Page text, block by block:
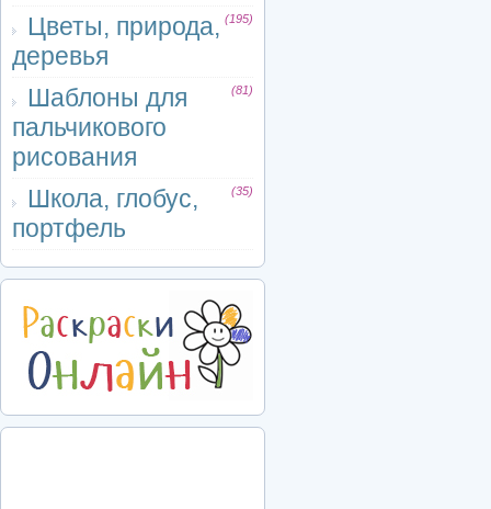
Цветы, природа,
деревья
(195)
Шаблоны для
пальчикового
рисования
(81)
Школа, глобус,
портфель
(35)